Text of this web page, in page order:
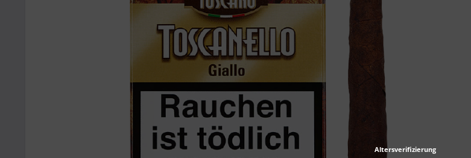
Altersverifizierung